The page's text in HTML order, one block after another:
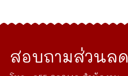
สอบถามส่วนลด